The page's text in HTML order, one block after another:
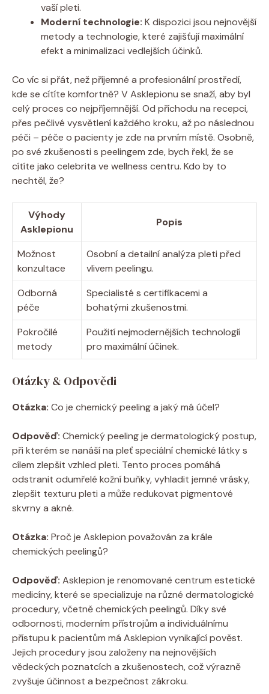
vaší pleti.
Moderní technologie: K dispozici jsou nejnovější
metody a technologie, které zajišťují maximální
efekt a minimalizaci vedlejších účinků.
Co víc si přát, než příjemné a profesionální prostředí,
kde se cítíte komfortně? V Asklepionu se snaží, aby byl
celý proces co nejpříjemnější. Od příchodu na recepci,
přes pečlivé vysvětlení každého kroku, až po následnou
péči – péče o pacienty je zde na prvním místě. Osobně,
po své zkušenosti s peelingem zde, bych řekl, že se
cítíte jako celebrita ve wellness centru. Kdo by to
nechtěl, že?
Výhody
Asklepionu
Popis
Možnost
konzultace
Osobní a detailní analýza pleti před
vlivem peelingu.
Odborná
péče
Specialisté s certifikacemi a
bohatými zkušenostmi.
Pokročilé
metody
Použití nejmodernějších technologií
pro maximální účinek.
Otázky & Odpovědi
Otázka: Co je chemický peeling a jaký má účel?
Odpověď: Chemický peeling je dermatologický postup,
při kterém se nanáší na pleť speciální chemické látky s
cílem zlepšit vzhled pleti. Tento proces pomáhá
odstranit odumřelé kožní buňky, vyhladit jemné vrásky,
zlepšit texturu pleti a může redukovat pigmentové
skvrny a akné.
Otázka: Proč je Asklepion považován za krále
chemických peelingů?
Odpověď: Asklepion je renomované centrum estetické
medicíny, které se specializuje na různé dermatologické
procedury, včetně chemických peelingů. Díky své
odbornosti, moderním přístrojům a individuálnímu
přístupu k pacientům má Asklepion vynikající pověst.
Jejich procedury jsou založeny na nejnovějších
vědeckých poznatcích a zkušenostech, což výrazně
zvyšuje účinnost a bezpečnost zákroku.